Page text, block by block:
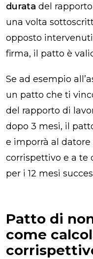
durata del
una volta
opposto
firma, il patto è
Se ad esempio
un patto che ti
del rapporto di
dopo 3 mesi, il
e imporrà al datore
corrispettivo e a te
per i 12 mesi
Patto di
come